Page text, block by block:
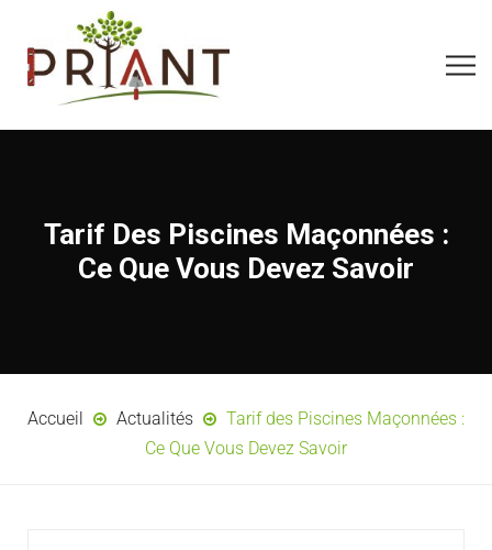
Tarif Des Piscines Maçonnées :
Ce Que Vous Devez Savoir
Accueil Actualités
Tarif des Piscines Maçonnées :
Ce Que Vous Devez Savoir